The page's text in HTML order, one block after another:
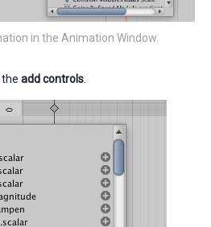
in the Animation Window.
add controls.